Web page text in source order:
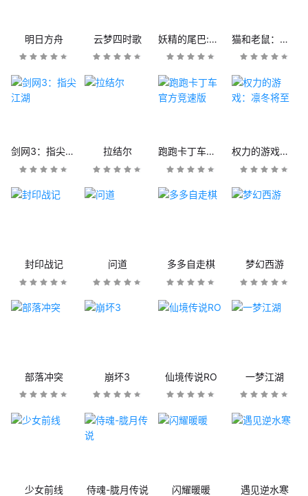
明日方舟 云梦四时歌 妖精的尾巴:魔导少年 猫和老鼠：欢乐互动
剑网3：指尖江湖 拉结尔 跑跑卡丁车官方竞速版 权力的游戏：凛冬将至
封印战记 问道 多多自走棋 梦幻西游
部落冲突 崩坏3 仙境传说RO 一梦江湖
少女前线 侍魂-胧月传说 闪耀暖暖 遇见逆水寒